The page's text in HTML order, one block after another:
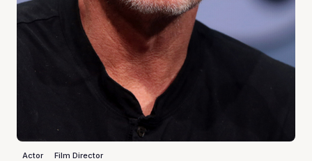
Actor Film Director